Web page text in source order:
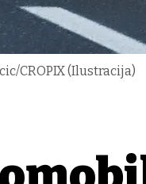
CROPIX (Ilustracija)